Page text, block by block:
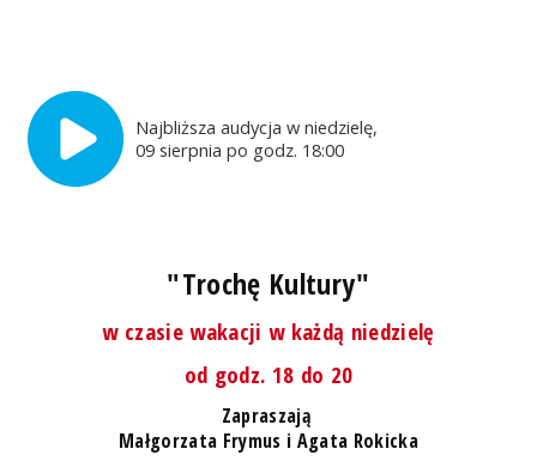
Najbliższa audycja w niedzielę,
09 sierpnia po godz. 18:00
"Trochę Kultury"
w czasie wakacji w każdą niedzielę
od godz. 18 do 20
Zapraszają
Małgorzata Frymus i Agata Rokicka